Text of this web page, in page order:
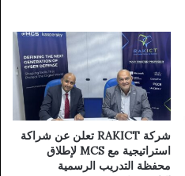
شركة RAKICT تعلن عن شراكة
استراتيجية مع MCS لإطلاق
محفظة التدريب الرسمية